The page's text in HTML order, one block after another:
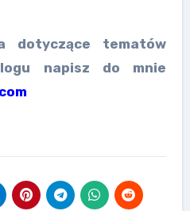
dotyczące tematów
napisz do mnie